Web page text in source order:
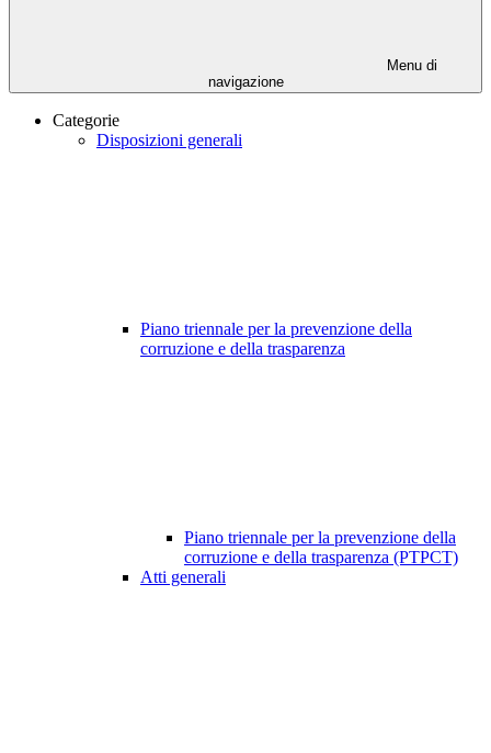
Menu di
navigazione
Categorie
Disposizioni generali
Piano triennale per la prevenzione della
corruzione e della trasparenza
Piano triennale per la prevenzione della
corruzione e della trasparenza (PTPCT)
Atti generali